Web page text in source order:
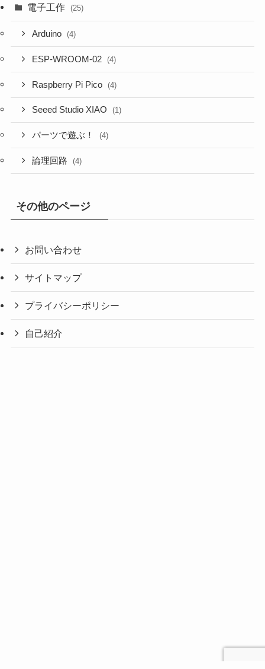
電子工作 (25)
Arduino (4)
ESP-WROOM-02 (4)
Raspberry Pi Pico (4)
Seeed Studio XIAO (1)
パーツで遊ぶ！ (4)
論理回路 (4)
その他のページ
お問い合わせ
サイトマップ
プライバシーポリシー
自己紹介